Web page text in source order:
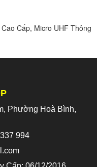
Cấp, Micro UHF Thông
Phường Hoà Bình,
994